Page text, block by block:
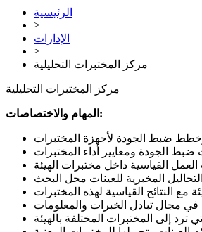
الرئيسية
>
الإدارات
>
مركز المختبرات التحليلية
مركز المختبرات التحليلية
المهام والاختصاصات: